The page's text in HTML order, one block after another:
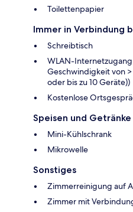
Toilettenpapier
Immer in Verbindung
Schreibtisch
WLAN-
Geschwindigkeit von
oder bis zu 10 Geräte))
Kostenlose
Speisen und Getränke
Mini-Kühlschrank
Mikrowelle
Sonstiges
Zimmerreinigung auf
Zimmer mit